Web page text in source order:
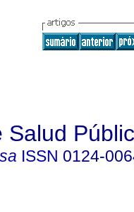
Salud
ISSN 0124-